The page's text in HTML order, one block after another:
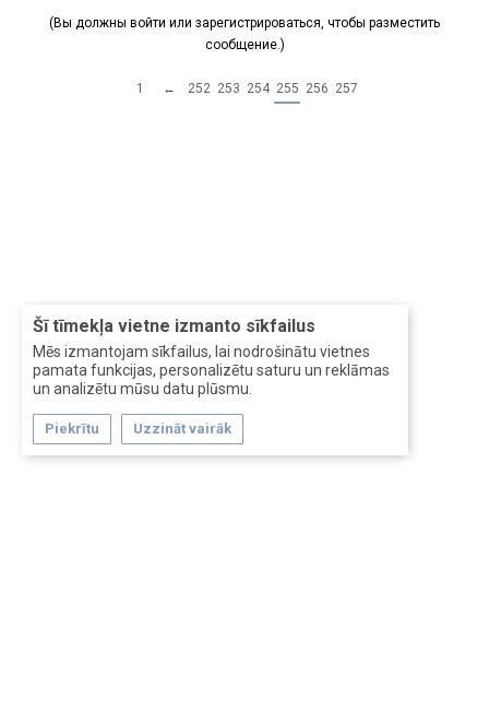
Šī tīmekļa vietne izmanto sīkfailus
Mēs izmantojam sīkfailus, lai nodrošinātu vietnes
pamata funkcijas, personalizētu saturu un reklāmas
un analizētu mūsu datu plūsmu.
Piekrītu Uzzināt vairāk
(Вы должны войти или зарегистрироваться, чтобы разместить
сообщение.)
1 ← 252 253 254 255 256 257